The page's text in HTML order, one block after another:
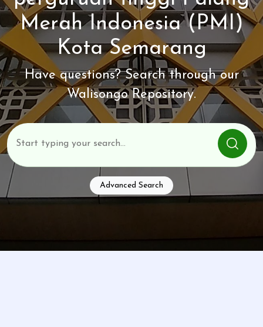
Merah Indonesia (PMI)
Kota Semarang
Have questions? Search through our
Walisongo Repository.
Advanced Search